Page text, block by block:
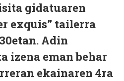
gidatuaren
exquis” tailerra
Adin
izena eman behar
ekainaren 4ra